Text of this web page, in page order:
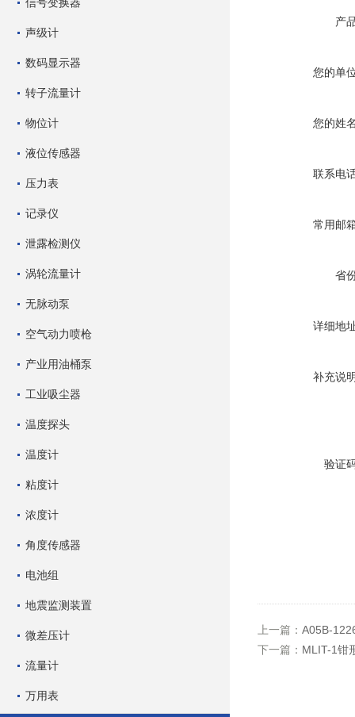
声级计
数码显示器
转子流量计
物位计
液位传感器
压力表
记录仪
泄露检测仪
涡轮流量计
无脉动泵
空气动力喷枪
产业用油桶泵
工业吸尘器
温度探头
温度计
粘度计
浓度计
角度传感器
电池组
地震监测装置
微差压计
流量计
万用表
产
您的单
您的姓
联系电
常用邮
省
详细地
补充说
验证
上一篇： A05B-
下一篇： MLIT-1钳